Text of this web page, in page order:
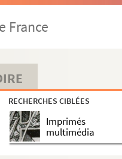
France
RECHERCHES CIBLÉES
Imprimés
multimédia